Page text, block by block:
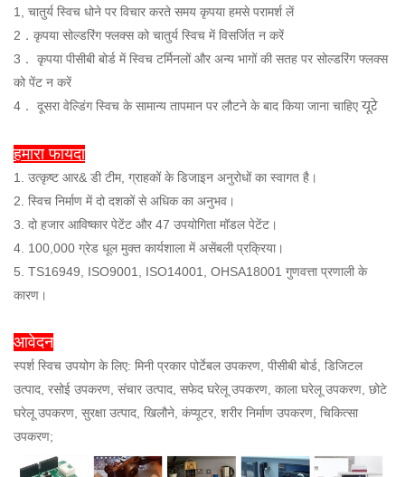
1, चातुर्य स्विच धोने पर विचार करते समय कृपया हमसे परामर्श लें
2．कृपया सोल्डरिंग फ्लक्स को चातुर्य स्विच में विसर्जित न करें
3 ．
कृपया पीसीबी बोर्ड में स्विच टर्मिनलों और अन्य भागों की सतह पर सोल्डरिंग फ्लक्स
को पेंट न करें
4． दूसरा वेल्डिंग स्विच के सामान्य तापमान पर लौटने के बाद किया जाना चाहिएयूरे
हमारा फायदा
1. उत्कृष्ट आर& डी टीम, ग्राहकों के डिजाइन अनुरोधों का स्वागत है।
2. स्विच निर्माण में दो दशकों से अधिक का अनुभव।
3. दो हजार आविष्कार पेटेंट और 47 उपयोगिता मॉडल पेटेंट।
4. 100,000 ग्रेड धूल मुक्त कार्यशाला में असेंबली प्रक्रिया।
5. TS16949, ISO9001, ISO14001, OHSA18001 गुणवत्ता प्रणाली के
कारण।
आवेदन
स्पर्श स्विच उपयोग के लिए: मिनी प्रकार पोर्टेबल उपकरण, पीसीबी बोर्ड, डिजिटल
उत्पाद, रसोई उपकरण, संचार उत्पाद, सफेद घरेलू उपकरण, काला घरेलू उपकरण, छोटे
घरेलू उपकरण, सुरक्षा उत्पाद, खिलौने, कंप्यूटर, शरीर निर्माण उपकरण, चिकित्सा
उपकरण;